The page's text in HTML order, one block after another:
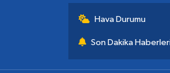
Hava Durumu
Son Dakika